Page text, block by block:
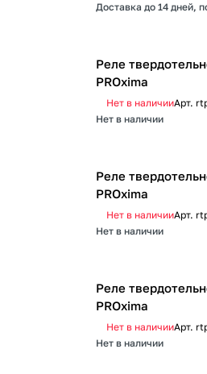
Доставка до 14 дней,
Реле
PROxima
Нет в наличииАрт.
Нет в наличии
Реле
PROxima
Нет в наличииАрт.
Нет в наличии
Реле
PROxima
Нет в наличииАрт.
Нет в наличии